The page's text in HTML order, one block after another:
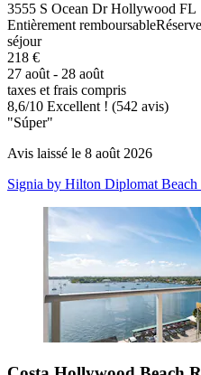
3555 S Ocean Dr Hollywood FL
Entièrement remboursable
séjour
218 €
27 août - 28 août
taxes et frais compris
8,6/10 Excellent ! (542 avis)
"Súper"
Avis laissé le 8 août 2026
Signia by Hilton Diplomat Beach